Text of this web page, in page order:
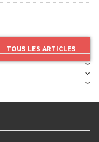
TOUS LES ARTICLES